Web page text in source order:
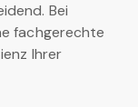
Bei
fachgerechte
Ihrer